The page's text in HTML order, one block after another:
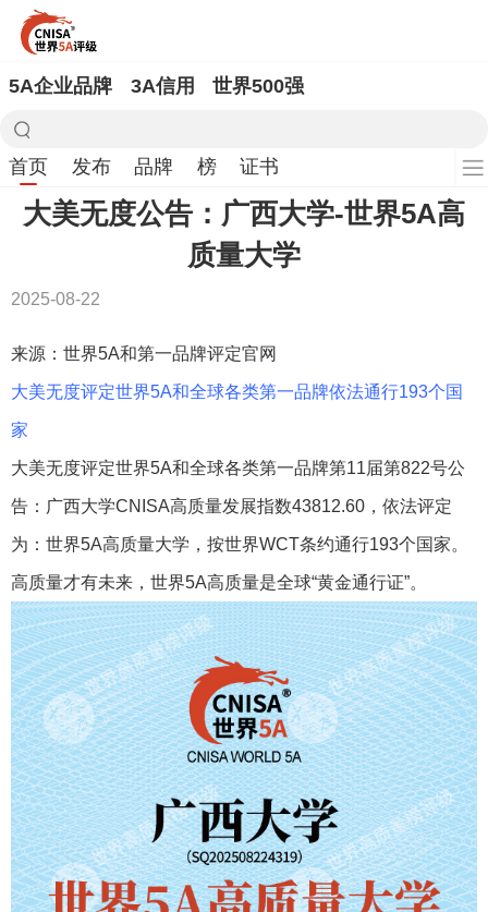
5A企业品牌 3A信用 世界500强
首页 发布 品牌 榜 证书
大美无度公告：广西大学-世界5A高
质量大学
2025-08-22
来源：世界5A和第一品牌评定官网
大美无度评定世界5A和全球各类第一品牌依法通行193个国
家
大美无度评定世界5A和全球各类第一品牌第11届第822号公
告：广西大学CNISA高质量发展指数43812.60，依法评定
为：世界5A高质量大学，按世界WCT条约通行193个国家。
高质量才有未来，世界5A高质量是全球“黄金通行证”。